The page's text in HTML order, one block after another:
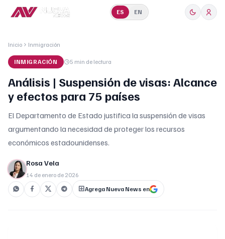
ES EN
Inicio Inmigración
INMIGRACIÓN 5 min de lectura
Análisis | Suspensión de visas: Alcance
y efectos para 75 países
El Departamento de Estado justifica la suspensión de visas
argumentando la necesidad de proteger los recursos
económicos estadounidenses.
Rosa Vela
14 de enero de 2026
Agrega Nueva News en